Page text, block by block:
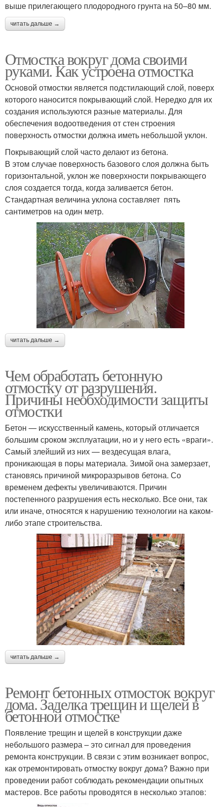
выше прилегающего плодородного грунта на 50–80 мм.
читать дальше →
Отмостка вокруг дома своими
руками. Как устроена отмостка
Основой отмостки является подстилающий слой, поверх
которого наносится покрывающий слой. Нередко для их
создания используются разные материалы. Для
обеспечения водоотведения от стен строения
поверхность отмостки должна иметь небольшой уклон.
Покрывающий слой часто делают из бетона.
В этом случае поверхность базового слоя должна быть
горизонтальной, уклон же поверхности покрывающего
слоя создается тогда, когда заливается бетон.
Стандартная величина уклона составляет пять
сантиметров на один метр.
читать дальше →
Чем обработать бетонную
отмостку от разрушения.
Причины необходимости защиты
отмостки
Бетон — искусственный камень, который отличается
большим сроком эксплуатации, но и у него есть «враги».
Самый злейший из них — вездесущая влага,
проникающая в поры материала. Зимой она замерзает,
становясь причиной микроразрывов бетона. Со
временем дефекты увеличиваются. Причин
постепенного разрушения есть несколько. Все они, так
или иначе, относятся к нарушению технологии на каком-
либо этапе строительства.
читать дальше →
Ремонт бетонных отмосток вокруг
дома. Заделка трещин и щелей в
бетонной отмостке
Появление трещин и щелей в конструкции даже
небольшого размера – это сигнал для проведения
ремонта конструкции. В связи с этим возникает вопрос,
как отремонтировать отмостку вокруг дома? Важно при
проведении работ соблюдать рекомендации опытных
мастеров. Все работы проводятся в несколько этапов: